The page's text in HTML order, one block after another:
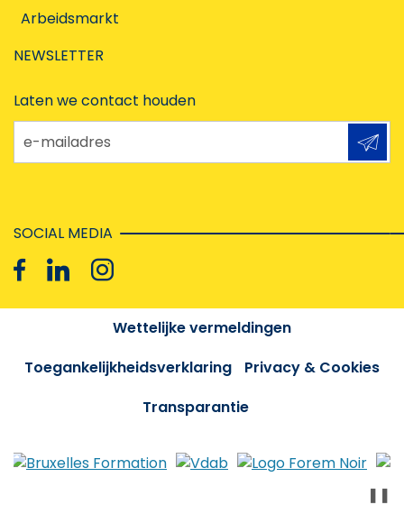
Arbeidsmarkt
NEWSLETTER
Laten we contact houden
e-mailadres
SOCIAL MEDIA
Wettelijke vermeldingen
Toegankelijkheidsverklaring
Privacy & Cookies
Transparantie
❚❚